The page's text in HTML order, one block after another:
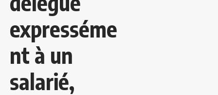
expresséme
nt à un
salarié,